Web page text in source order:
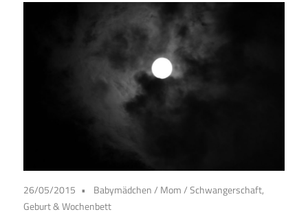
26/05/2015 Babymädchen/ Mom/Schwangerschaft,
Geburt & Wochenbett